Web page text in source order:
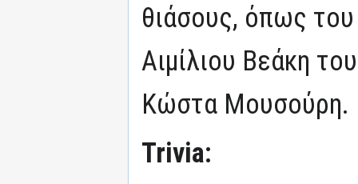
θιάσους, όπως
Αιμίλιου Βεάκη
Κώστα Μουσούρη.
Trivia: